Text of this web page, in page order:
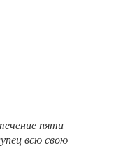
пяти
всю свою